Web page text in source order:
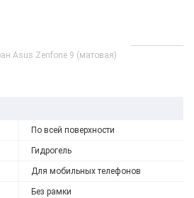
Asus Zenfone 9 (матовая)
По всей поверхности
Гидрогель
Для мобильных телефонов
Без рамки